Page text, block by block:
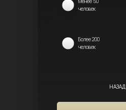
человек
Более 200
человек
НАЗАД